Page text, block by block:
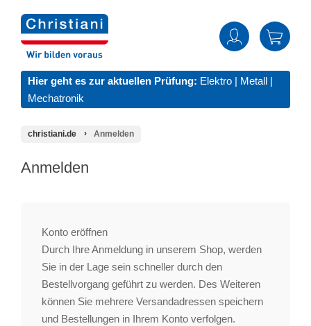
Hier geht es zur aktuellen Prüfung: Elektro | Metall |
Mechatronik
christiani.de Anmelden
Anmelden
Konto eröffnen
Durch Ihre Anmeldung in unserem Shop, werden
Sie in der Lage sein schneller durch den
Bestellvorgang geführt zu werden. Des Weiteren
können Sie mehrere Versandadressen speichern
und Bestellungen in Ihrem Konto verfolgen.